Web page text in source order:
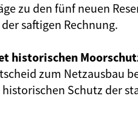
zu den fünf neuen
saftigen Rechnung.
historischen
zum Netzausbau
Schutz der